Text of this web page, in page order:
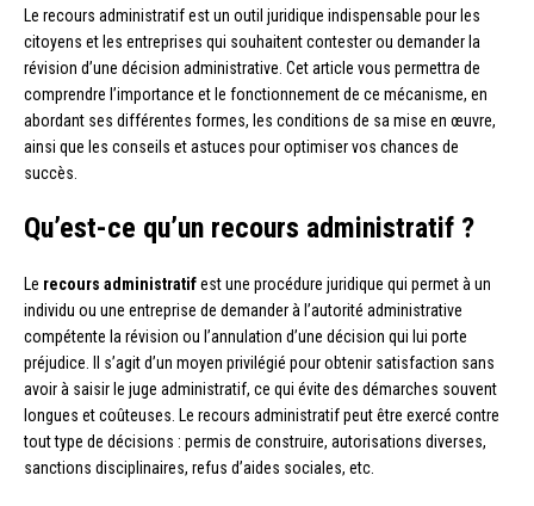
Le recours administratif est un outil juridique indispensable pour les
citoyens et les entreprises qui souhaitent contester ou demander la
révision d’une décision administrative. Cet article vous permettra de
comprendre l’importance et le fonctionnement de ce mécanisme, en
abordant ses différentes formes, les conditions de sa mise en œuvre,
ainsi que les conseils et astuces pour optimiser vos chances de
succès.
Qu’est-ce qu’un recours administratif ?
Le recours administratifest une procédure juridique qui permet à un
individu ou une entreprise de demander à l’autorité administrative
compétente la révision ou l’annulation d’une décision qui lui porte
préjudice. Il s’agit d’un moyen privilégié pour obtenir satisfaction sans
avoir à saisir le juge administratif, ce qui évite des démarches souvent
longues et coûteuses. Le recours administratif peut être exercé contre
tout type de décisions : permis de construire, autorisations diverses,
sanctions disciplinaires, refus d’aides sociales, etc.